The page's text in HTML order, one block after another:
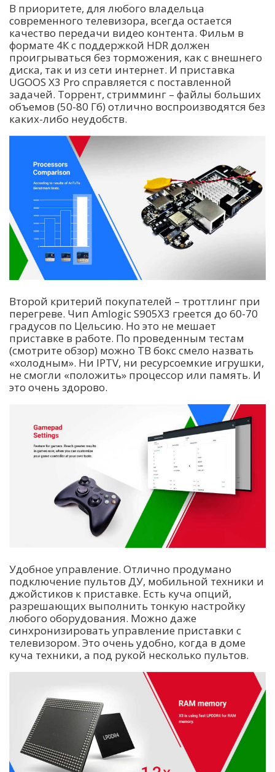
В приоритете, для любого владельца
современного телевизора, всегда остается
качество передачи видео контента. Фильм в
формате 4К с поддержкой HDR должен
проигрываться без торможения, как с внешнего
диска, так и из сети интернет. И приставка
UGOOS X3 Pro справляется с поставленной
задачей. Торрент, стримминг – файлы больших
объемов (50-80 Гб) отлично воспроизводятся без
каких-либо неудобств.
Второй критерий покупателей – троттлинг при
перегреве. Чип Amlogic S905X3 греется до 60-70
градусов по Цельсию. Но это не мешает
приставке в работе. По проведенным тестам
(смотрите обзор) можно ТВ бокс смело назвать
«холодным». Ни IPTV, ни ресурсоемкие игрушки,
не смогли «положить» процессор или память. И
это очень здорово.
Удобное управление. Отлично продумано
подключение пультов ДУ, мобильной техники и
джойстиков к приставке. Есть куча опций,
разрешающих выполнить тонкую настройку
любого оборудования. Можно даже
синхронизировать управление приставки с
телевизором. Это очень удобно, когда в доме
куча техники, а под рукой несколько пультов.